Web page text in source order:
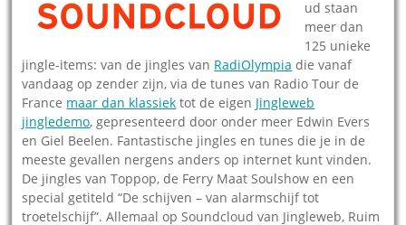
ud staan
meer dan
125 unieke
jingle-items: van de jingles van RadiOlympia die vanaf
vandaag op zender zijn, via de tunes van Radio Tour de
France maar dan klassiek tot de eigen Jingleweb
jingledemo, gepresenteerd door onder meer Edwin Evers
en Giel Beelen. Fantastische jingles en tunes die je in de
meeste gevallen nergens anders op internet kunt vinden.
De jingles van Toppop, de Ferry Maat Soulshow en een
special getiteld “De schijven – van alarmschijf tot
troetelschijf”. Allemaal op Soundcloud van Jingleweb, Ruim